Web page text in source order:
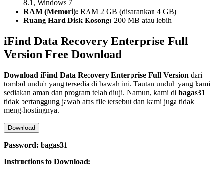
8.1, Windows 7
RAM (Memori): RAM 2 GB (disarankan 4 GB)
Ruang Hard Disk Kosong: 200 MB atau lebih
iFind Data Recovery Enterprise Full
Version Free Download
Download iFind Data Recovery Enterprise Full Version dari
tombol unduh yang tersedia di bawah ini. Tautan unduh yang kami
sediakan aman dan program telah diuji. Namun, kami di bagas31
tidak bertanggung jawab atas file tersebut dan kami juga tidak
meng-hostingnya.
Download
Password: bagas31
Instructions to Download: